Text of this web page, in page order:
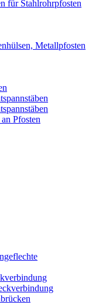
für Stahlrohrpfosten
Metallpfosten
Pfosten